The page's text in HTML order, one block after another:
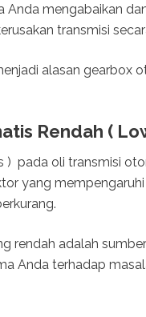
Anda mengabaikan
transmisi
alasan gearbox
Rendah (
) pada oli transmisi
yang
rendah adalah
Anda terhadap